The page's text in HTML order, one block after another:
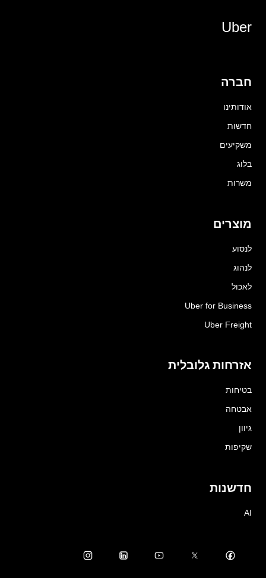
Uber
חברה
אודותינו
חדשות
משקיעים
בלוג
משרות
מוצרים
לנסוע
לנהוג
לאכול
Uber for Business
Uber Freight
אזרחות גלובלית
בטיחות
אבטחה
גיוון
שקיפות
חדשנות
AI